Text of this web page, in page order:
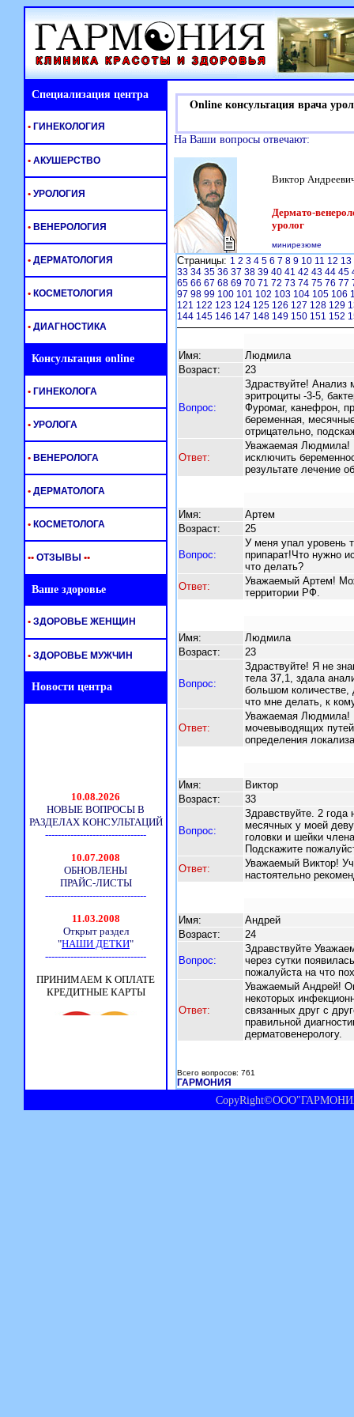
Специализация центра
Online консультация врача
На Ваши вопросы отвечают:
Виктор
Дермато-
уролог
минирезюме
Страницы: 1 2 3 4 5 6 7 8 9 10 11 12 13
33 34 35 36 37 38 39 40 41 42 43 44 45
65 66 67 68 69 70 71 72 73 74 75 76 77
97 98 99 100 101 102 103 104 105 106
121 122 123 124 125 126 127 128 129
144 145 146 147 148 149 150 151 152
Имя:
Людмила
Возраст:
23
Вопрос:
Здраствуйте! Анализ
эритроциты -3-5,
Фуромаг, канефрон,
беременная,
отрицательно,
Ответ:
Уважаемая Людмила!
исключить
результате лечение
Имя:
Артем
Возраст:
25
Вопрос:
У меня упал уровень
припарат!Что нужно
что делать?
Ответ:
Уважаемый Артем!
территории РФ.
Имя:
Людмила
Возраст:
23
Вопрос:
Здраствуйте! Я не
тела 37,1, здала
большом количестве,
что мне делать, к
Ответ:
Уважаемая Людмила!
мочевыводящих
определения
Имя:
Виктор
Возраст:
33
Вопрос:
Здравствуйте. 2 года
месячных у моей
головки и шейки
Подскажите
Ответ:
Уважаемый Виктор!
настоятельно
Имя:
Андрей
Возраст:
24
Вопрос:
Здравствуйте
через сутки
пожалуйста на что
Ответ:
Уважаемый Андрей!
некоторых
связанных друг с
правильной
дерматовенерологу.
Всего вопросов: 761
ГАРМОНИЯ
• ГИНЕКОЛОГИЯ
• АКУШЕРСТВО
• УРОЛОГИЯ
• ВЕНЕРОЛОГИЯ
• ДЕРМАТОЛОГИЯ
• КОСМЕТОЛОГИЯ
• ДИАГНОСТИКА
Консультация online
• ГИНЕКОЛОГА
• УРОЛОГА
• ВЕНЕРОЛОГА
• ДЕРМАТОЛОГА
• КОСМЕТОЛОГА
•• ОТЗЫВЫ ••
Ваше здоровье
• ЗДОРОВЬЕ ЖЕНЩИН
• ЗДОРОВЬЕ МУЖЧИН
Новости центра